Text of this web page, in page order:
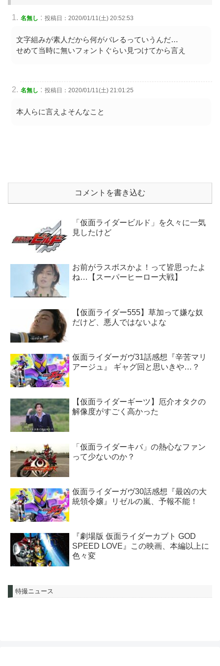
名無し : 投稿日：2020/01/11(土) 20:52:53
文字組みが素人だから何がバレるっていうんだ…
せめて当時に無いフォントぐらい見つけてから言え
名無し : 投稿日：2020/01/11(土) 21:01:25
本人らに言えよそんなこと
コメントを書き込む
「仮面ライダービルド」を久々に一気
見したけど
お前がラスボスかよ！って皆思ったよ
ね…【スーパーヒーロー大戦】
【仮面ライダー555】草加って嫌な奴
だけど、悪人ではないよな
仮面ライダーガヴ31話感想『辛苦マリ
アージュ』 ギャグ回と思いきや…？
【仮面ライダーギーツ】厄介オタクの
解像度がすごく高かった
「仮面ライダーキバ」の熱心なファン
って少ないのか？
仮面ライダーガヴ30話感想『最凶の大
統領令嬢』リゼルの嵐、予報不能！
『劇場版 仮面ライダーカブト GOD
SPEED LOVE』この映画、本編以上に
色々変
特撮ニュース